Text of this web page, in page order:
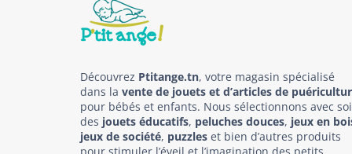
Découvrez Ptitange.tn, votre magasin spécialisé
dans la vente de jouets et d’articles de
pour bébés et enfants. Nous sélectionnons avec
des jouets éducatifs, peluches douces, jeux en
jeux de société, puzzles et bien d’autres produits